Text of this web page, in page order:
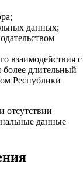
данных;
взаимодействия с
длительный
Республики
отсутствии
данные